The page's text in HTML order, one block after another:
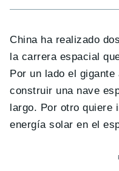
China ha realizado
la carrera espacial
Por un lado el
construir una nave
largo. Por otro quiere
energía solar en el